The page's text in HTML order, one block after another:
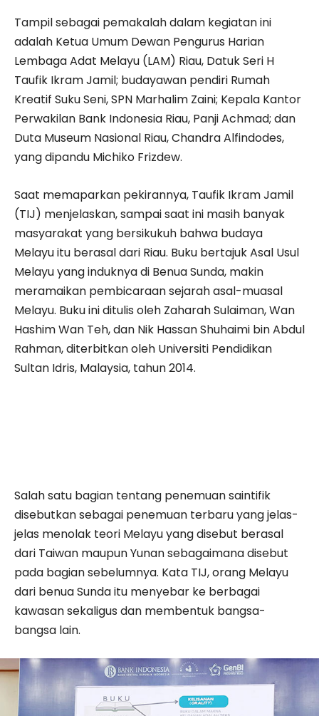
Tampil sebagai pemakalah dalam kegiatan ini
adalah Ketua Umum Dewan Pengurus Harian
Lembaga Adat Melayu (LAM) Riau, Datuk Seri H
Taufik Ikram Jamil; budayawan pendiri Rumah
Kreatif Suku Seni, SPN Marhalim Zaini; Kepala Kantor
Perwakilan Bank Indonesia Riau, Panji Achmad; dan
Duta Museum Nasional Riau, Chandra Alfindodes,
yang dipandu Michiko Frizdew.
Saat memaparkan pekirannya, Taufik Ikram Jamil
(TIJ) menjelaskan, sampai saat ini masih banyak
masyarakat yang bersikukuh bahwa budaya
Melayu itu berasal dari Riau. Buku bertajuk Asal Usul
Melayu yang induknya di Benua Sunda, makin
meramaikan pembicaraan sejarah asal-muasal
Melayu. Buku ini ditulis oleh Zaharah Sulaiman, Wan
Hashim Wan Teh, dan Nik Hassan Shuhaimi bin Abdul
Rahman, diterbitkan oleh Universiti Pendidikan
Sultan Idris, Malaysia, tahun 2014.
Salah satu bagian tentang penemuan saintifik
disebutkan sebagai penemuan terbaru yang jelas-
jelas menolak teori Melayu yang disebut berasal
dari Taiwan maupun Yunan sebagaimana disebut
pada bagian sebelumnya. Kata TIJ, orang Melayu
dari benua Sunda itu menyebar ke berbagai
kawasan sekaligus dan membentuk bangsa-
bangsa lain.